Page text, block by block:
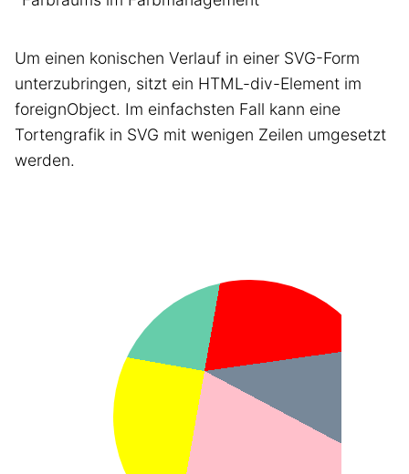
Um einen konischen Verlauf in einer SVG-Form
unterzubringen, sitzt ein HTML-div-Element im
foreignObject. Im einfachsten Fall kann eine
Tortengrafik in SVG mit wenigen Zeilen umgesetzt
werden.